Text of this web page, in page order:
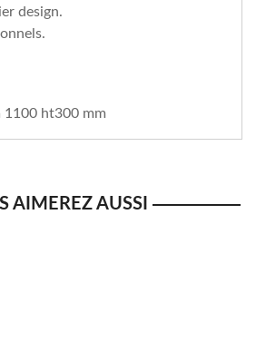
design.
1100 ht300 mm
AIMEREZ AUSSI